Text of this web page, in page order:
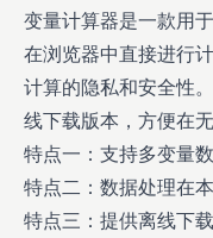
变量计算器是一款用
在浏览器中直接进行
计算的隐私和安全性
线下载版本，方便在
特点一：支持多变量
特点二：数据处理在
特点三：提供离线下